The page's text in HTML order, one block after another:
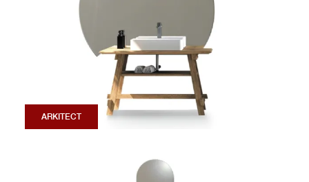
ARKITECT